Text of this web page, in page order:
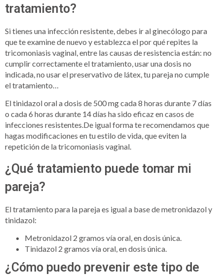
tratamiento?
Si tienes una infección resistente, debes ir al ginecólogo para
que te examine de nuevo y establezca el por qué repites la
tricomoniasis vaginal, entre las causas de resistencia están: no
cumplir correctamente el tratamiento, usar una dosis no
indicada, no usar el preservativo de látex, tu pareja no cumple
el tratamiento…
El tinidazol oral a dosis de 500 mg cada 8 horas durante 7 días
o cada 6 horas durante 14 días ha sido eficaz en casos de
infecciones resistentes.De igual forma te recomendamos que
hagas modificaciones en tu estilo de vida, que eviten la
repetición de la tricomoniasis vaginal.
¿Qué tratamiento puede tomar mi
pareja?
El tratamiento para la pareja es igual a base de metronidazol y
tinidazol:
Metronidazol 2 gramos vía oral, en dosis única.
Tinidazol 2 gramos vía oral, en dosis única.
¿Cómo puedo prevenir este tipo de